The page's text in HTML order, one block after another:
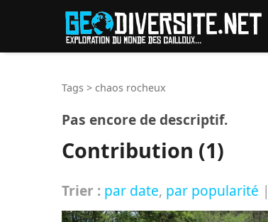
Tags > chaos rocheux
Pas encore de descriptif.
Contribution (1)
Trier : par date, par popularité |